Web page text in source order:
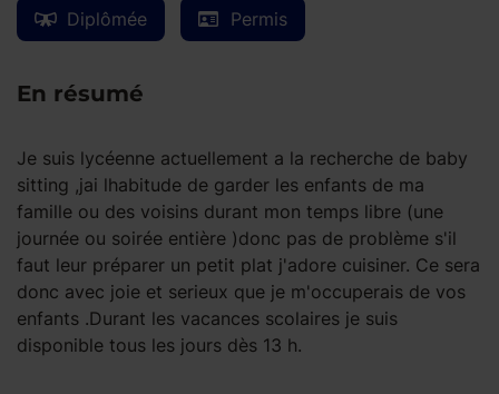
Diplômée Permis
En résumé
Je suis lycéenne actuellement a la recherche de baby
sitting ,jai lhabitude de garder les enfants de ma
famille ou des voisins durant mon temps libre (une
journée ou soirée entière )donc pas de problème s'il
faut leur préparer un petit plat j'adore cuisiner. Ce sera
donc avec joie et serieux que je m'occuperais de vos
enfants .Durant les vacances scolaires je suis
disponible tous les jours dès 13 h.